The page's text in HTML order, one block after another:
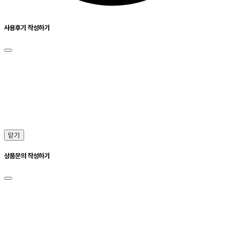
사용후기 작성하기
닫기
상품문의 작성하기